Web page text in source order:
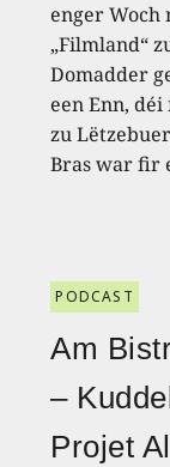
enger Woch
„Filmland“
Domadder
een Enn,
zu
Bras war fir
PODCAST
Am
–
Projet